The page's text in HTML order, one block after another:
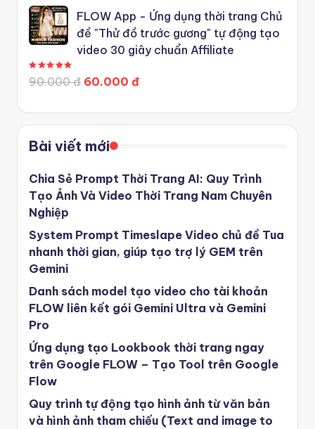
FLOW App - Ứng dụng thời trang Chủ
đề "Thử đồ trước gương" tự động tạo
video 30 giây chuẩn Affiliate
90.000 đ 60.000 đ
Bài viết mới
Chia Sẻ Prompt Thời Trang AI: Quy Trình
Tạo Ảnh Và Video Thời Trang Nam Chuyên
Nghiệp
System Prompt Timeslape Video chủ đề Tua
nhanh thời gian, giúp tạo trợ lý GEM trên
Gemini
Danh sách model tạo video cho tài khoản
FLOW liên kết gói Gemini Ultra và Gemini
Pro
Ứng dụng tạo Lookbook thời trang ngay
trên Google FLOW – Tạo Tool trên Google
Flow
Quy trình tự động tạo hình ảnh từ văn bản
và hình ảnh tham chiếu (Text and image to